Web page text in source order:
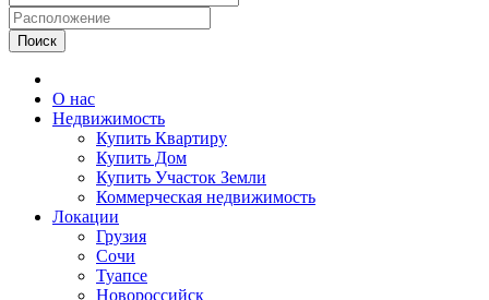
Поиск
О нас
Недвижимость
Купить Квартиру
Купить Дом
Купить Участок Земли
Коммерческая недвижимость
Локации
Грузия
Сочи
Туапсе
Новороссийск